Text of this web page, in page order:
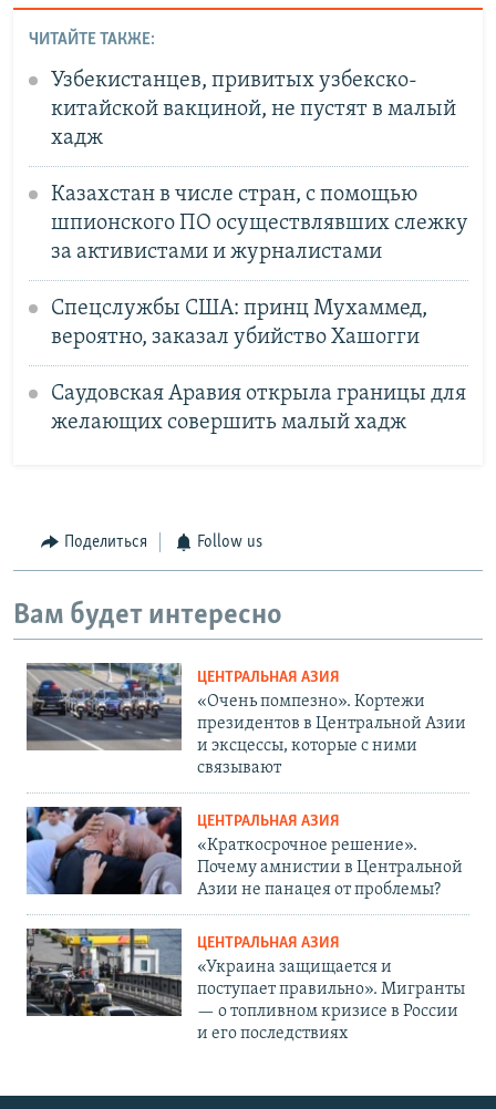
ЧИТАЙТЕ ТАКЖЕ:
Узбекистанцев, привитых узбекско-
китайской вакциной, не пустят в малый
хадж
Казахстан в числе стран, с помощью
шпионского ПО осуществлявших слежку
за активистами и журналистами
Спецслужбы США: принц Мухаммед,
вероятно, заказал убийство Хашогги
Саудовская Аравия открыла границы для
желающих совершить малый хадж
Поделиться Follow us
Вам будет интересно
ЦЕНТРАЛЬНАЯ АЗИЯ
«Очень помпезно». Кортежи
президентов в Центральной Азии
и эксцессы, которые с ними
связывают
ЦЕНТРАЛЬНАЯ АЗИЯ
«Краткосрочное решение».
Почему амнистии в Центральной
Азии не панацея от проблемы?
ЦЕНТРАЛЬНАЯ АЗИЯ
«Украина защищается и
поступает правильно». Мигранты
— о топливном кризисе в России
и его последствиях